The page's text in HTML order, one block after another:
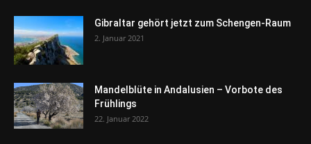
Gibraltar gehört jetzt zum Schengen-Raum
2. Januar 2021
Mandelblüte in Andalusien – Vorbote des
Frühlings
22. Januar 2022